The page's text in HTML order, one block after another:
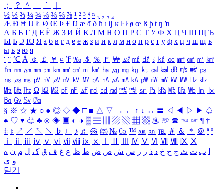
；
？ ＾ ｀
½ ⅓ ⅔ ¼ ¾ ⅛ ⅜ ⅝ ⅞ ¹ ² ³ ⁴ ⁿ ₁ ₂ ₃ ₄
Æ Ð Ħ Ĳ Ł Ø Œ Þ Ŧ Ŋ æ đ ð ħ ı ĳ ĸ ŀ ł ø œ ß þ ŧ ŋ ŉ
А Б В Г Д Е Ё Ж З И Й К Л М Н О П Р С Т У Ф Х Ц Ч Ш Щ Ъ
Ы Ь Э Ю Я а б в г д е ё ж з и й к л м н о п р с т у ф х ц ч ш щ ъ
ы ь э ю я
′ ″ ℃ Å ￠ ￡ ￥ ¤ ℉ ‰ ＄ ％ Ｆ ￦ ㎕ ㎖ ㎗ ℓ ㎘ ㏄ ㎣ ㎤ ㎥ ㎦
㎙ ㎚ ㎛ ㎜ ㎝ ㎞ ㎟ ㎠ ㎡ ㎢ ㏊ ㎍ ㎎ ㎏ ㏏ ㎈ ㎉ ㏈ ㎧ ㎨ ㎰
㎱ ㎲ ㎳ ㎴ ㎵ ㎶ ㎷ ㎸ ㎹ ㎀ ㎁ ㎂ ㎃ ㎄ ㎺ ㎻ ㎽ ㎾ ㎿ ㎐ ㎑
㎒ ㎓ ㎔ Ω ㏀ ㏁ ㎊ ㎋ ㎌ ㏖ ㏅ ㎭ ㎮ ㎯ ㏛ ㎩ ㎪ ㎫ ㎬ ㏝ ㏐
㏓
㏃ ㏉ ㏜ ㏆
§ ※ ☆ ★ ○ ● ◎ ◇ ◆ □ ■ △ ▽ → ← ↑ ↓ ↔ 〓 ◁ ◀ ▷ ▶ ♤
♠ ♡ ♥ ♧ ♣ ⊙ ◈ ▣ ◐ ◑ ▒ ▤ ▨ ▧ ▦ ▩ ♨ ☏ ☎ ☜ ☞ ¶ †
‡ ↕ ↗ ↙ ↖ ↘ ♭ ♩ ♪ ♬ ㉿ ㈜ № ㏇ ™ ㏂ ㏘ ℡ ＃ ＆ ＊ ＠ ª º
ⅰ
ⅱ ⅲ ⅳ ⅴ ⅵ ⅶ ⅷ ⅸ ⅹ Ⅳ Ⅴ Ⅵ Ⅶ Ⅷ Ⅸ Ⅹ
ب ت ث ج ح خ د ذ ر ز س ش ص ض ط ظ ع غ ف ق ک ل م ن ه
و ی
닫기